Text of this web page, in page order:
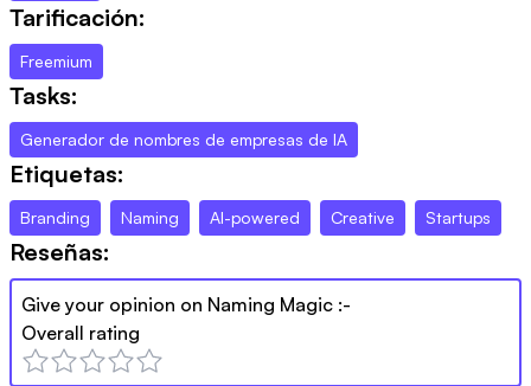
Tarificación:
Freemium
Tasks:
Generador de nombres de empresas de IA
Etiquetas:
Branding Naming AI-powered Creative Startups
Reseñas:
Give your opinion on Naming Magic :-
Overall rating